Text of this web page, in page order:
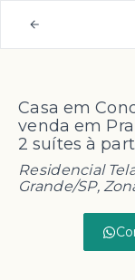
Casa em
venda em
2 suítes à
Residencial
Grande/SP,